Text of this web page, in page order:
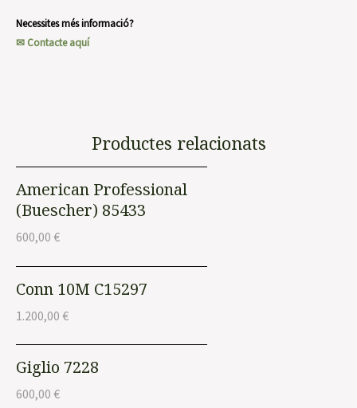
Necessites més informació?
✉ Contacte aquí
Productes relacionats
American Professional
(Buescher) 85433
600,00 €
Conn 10M C15297
1.200,00 €
Giglio 7228
600,00 €